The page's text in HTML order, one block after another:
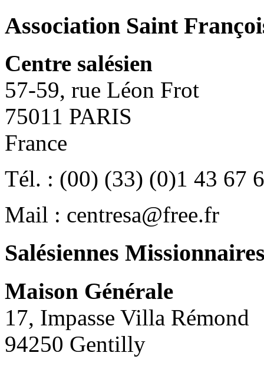
Association Saint
Centre salésien
57-59, rue Léon Frot
75011 PARIS
France
Tél. : (00) (33) (0)1 43 67
Mail : centresa@free.fr
Salésiennes
Maison Générale
17, Impasse Villa Rémond
94250 Gentilly